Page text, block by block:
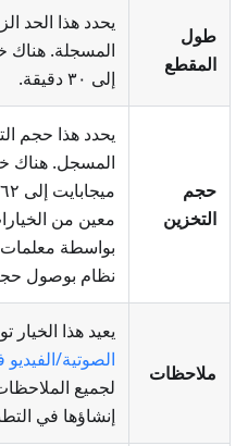
طول
المقطع
يحدد هذا الحد
المسجلة. هناك
إلى ٣٠ دقيقة.
حجم
التخزين
يحدد هذا حجم
معين من
بواسطة
نظام بوصول
ملاحظات
يعيد هذا الخيار
الصوتية/
لجميع
إنشاؤها في